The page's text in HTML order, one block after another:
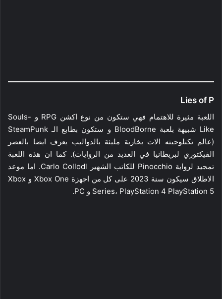
Lies of P
اللعبة مثيرة للاهتمام فهي ستكون من نوع اكشن RPG و Souls-
Like شبيهة بلعبة BloodBorne و ستكون بطابع الـ SteamPunk
(عالم تكنلوجيته الات بخارية مليئة بالدواليب يعرف ايضا بالعصر
الفيكتوري لبريطانيا في العديد من الروايات). كما ان هذه اللعبة
تمجيد لرواية Pinocchio للكاتب الشهير Carlo Collodl. اما موعد
الاطلاق سيكون سنة 2023 على كل من اجهزة Xbox One و Xbox
Series، PlayStation 4 PlayStation 5 و PC.